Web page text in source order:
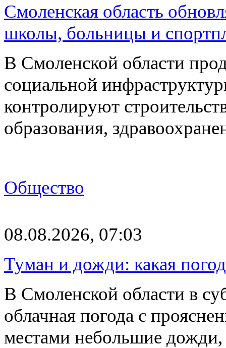
Смоленская область
школы, больницы и
В Смоленской области
социальной
контролируют
образования,
Общество
08.08.2026, 07:03
Туман и дожди: какая
В Смоленской области в
облачная погода с
местами небольшие